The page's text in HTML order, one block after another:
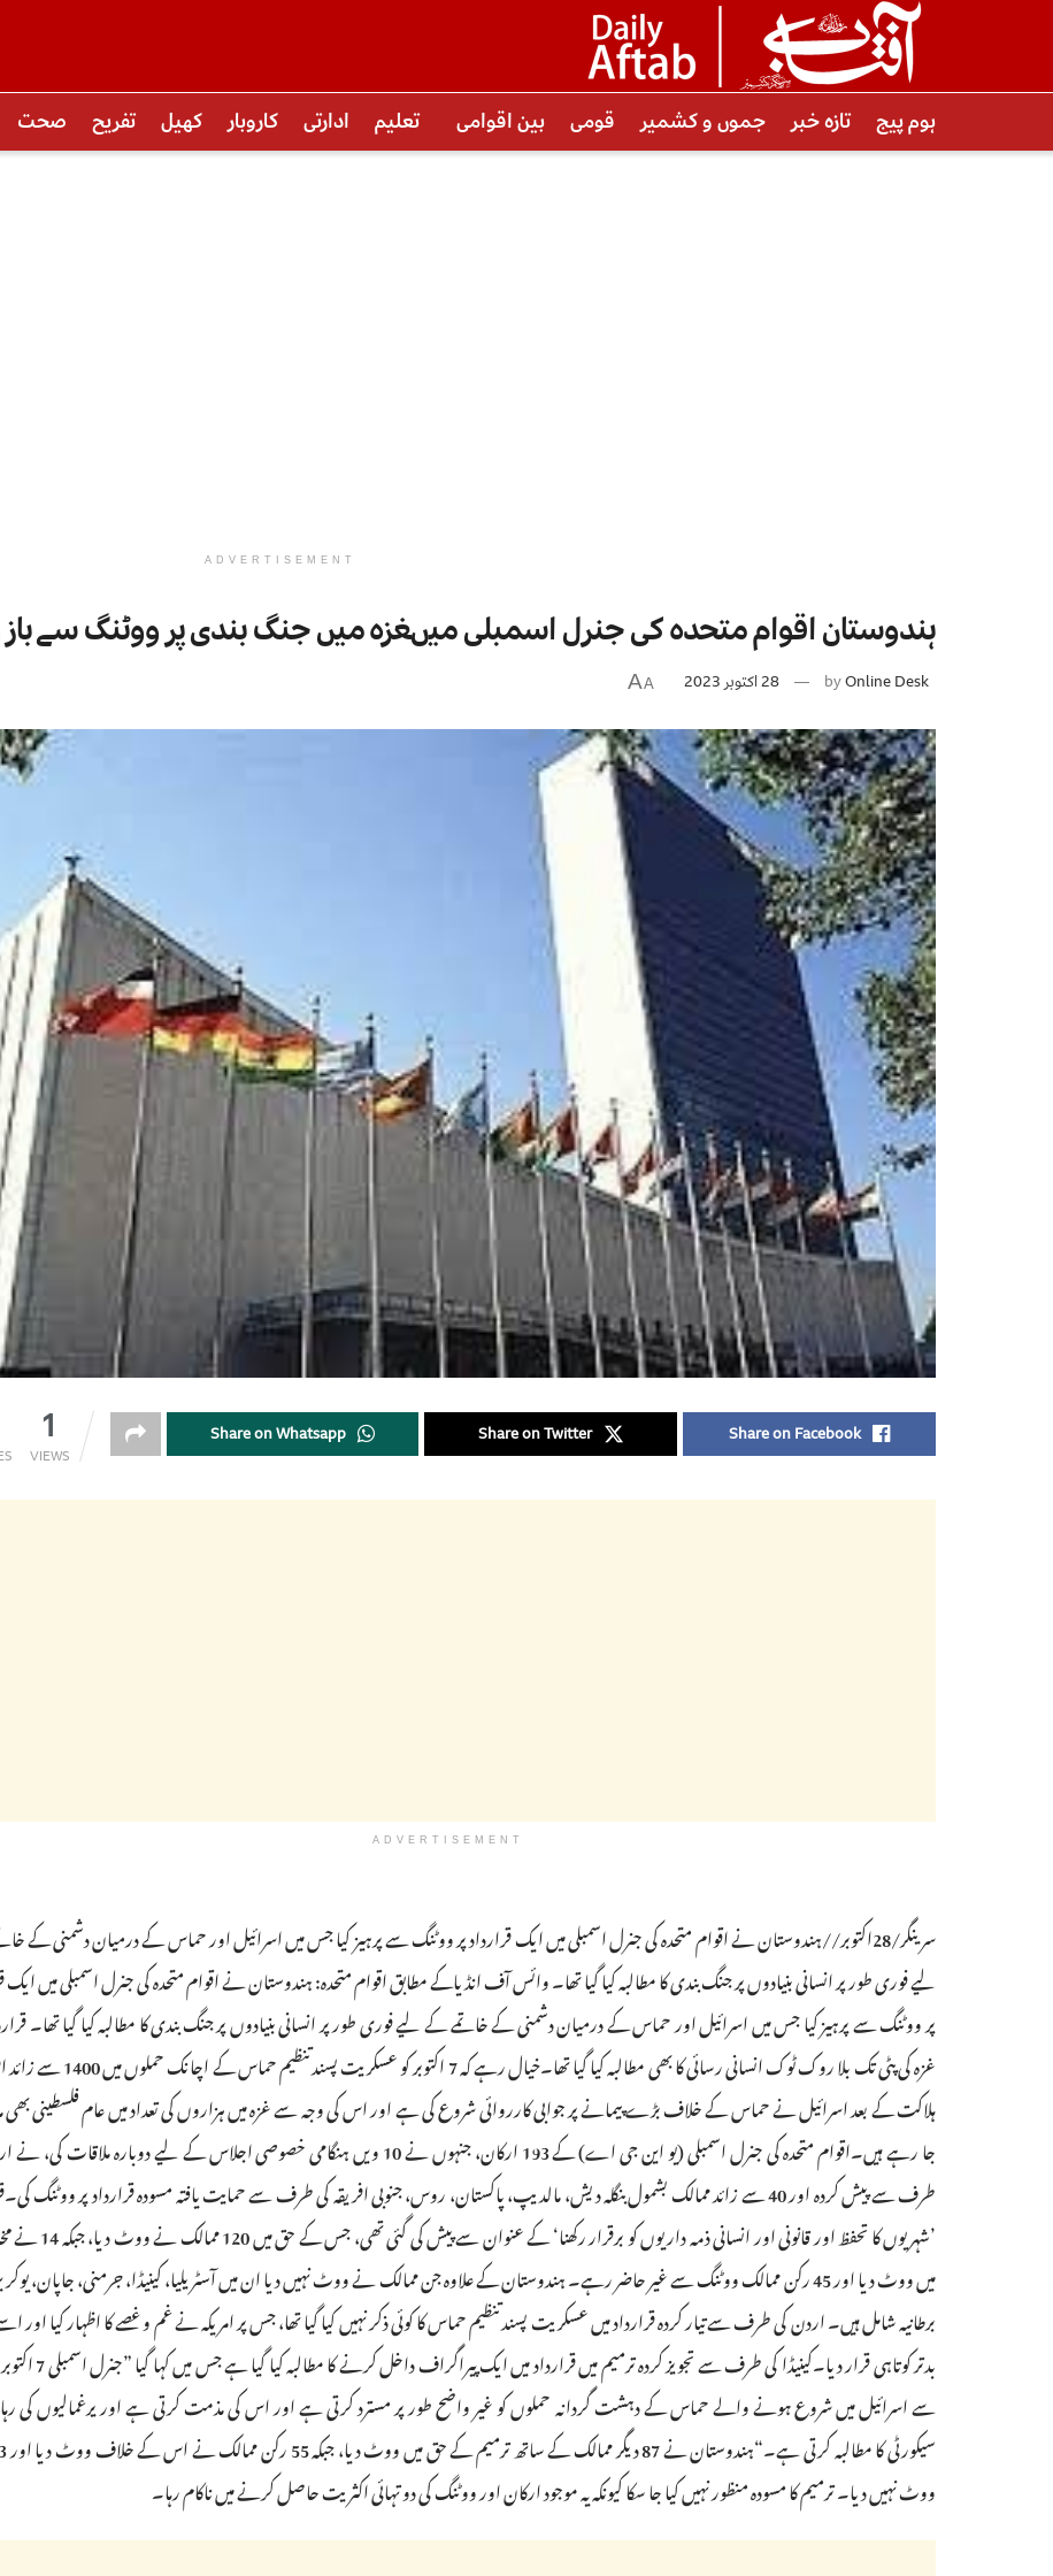
ہوم پیج تازہ خبر جموں و کشمیر قومی بین اقوامی تعلیم ادارتی کاروبار کھیل تفریح صحت
ADVERTISEMENT
ہندوستان اقوام متحدہ کی جنرل اسمبلی میںغزہ میں جنگ بندی پر ووٹنگ سے باز
byOnline Desk 28 اکتوبر 2023 A
A
1
VIEWS
Share on Facebook
Share on Twitter
Share on Whatsapp
ADVERTISEMENT
سرینگر/28اکتوبر//ہندوستان نے اقوام متحدہ کی جنرل اسمبلی میں ایک قرارداد پر ووٹنگ سے پرہیز کیا جس میں اسرائیل اور حماس کے درمیان دشمنی کے
لیے فوری طور پر انسانی بنیادوں پر جنگ بندی کا مطالبہ کیا گیا تھا۔ وائس آف انڈیاکے مطابق اقوام متحدہ: ہندوستان نے اقوام متحدہ کی جنرل اسمبلی میں ایک
پر ووٹنگ سے پرہیز کیا جس میں اسرائیل اور حماس کے درمیان دشمنی کے خاتمے کے لیے فوری طور پر انسانی بنیادوں پر جنگ بندی کا مطالبہ کیا گیا تھا۔
غزہ کی پٹی تک بلا روک ٹوک انسانی رسائی کا بھی مطالبہ کیا گیا تھا۔خیال رہے کہ 7
ہلاکت کے بعد اسرائیل نے حماس کے خلاف بڑے پیمانے پر جوابی کارروائی شروع کی ہے اور اس کی وجہ سے غزہ میں ہزاروں کی تعداد میں عام فلسطینی
جا رہے ہیں۔اقوام متحدہ کی جنرل اسمبلی (یو این جی اے) کے 193 ارکان، جنہوں نے 10 ویں ہنگامی خصوصی اجلاس کے لیے دوبارہ
طرف سے پیش کردہ اور 40 سے زائد ممالک بشمول بنگلہ دیش، مالدیپ، پاکستان، روس، جنوبی افریقہ کی طرف سے حمایت یافتہ مسودہ قرارداد پر ووٹنگ
’شہریوں کا تحفظ اور قانونی اور انسانی ذمہ داریوں کو
میں ووٹ دیا اور 45 رکن ممالک ووٹنگ سے غیر حاضر رہے۔ ہندوستان کے علاوہ جن ممالک نے ووٹ نہیں دیا ان میں آسٹریلیا، کینیڈا، جرمنی، جاپان،
برطانیہ شامل ہیں۔ اردن کی طرف سے تیار کردہ قرارداد میں عسکریت پسند تنظیم حماس کا کوئی ذکر نہیں کیا گیا تھا، جس پر امریکہ نے غم و غصے کا اظہار کیا اور
سے اسرائیل میں شروع ہونے والے حماس کے دہشت گردانہ حملوں کو غیر واضح طور پر مسترد کرتی ہے اور اس کی مذمت کرتی ہے اور یرغمالیوں کی
ووٹ نہیں دیا۔ ترمیم کا مسودہ منظور نہیں کیا جا سکا کیونکہ یہ موجود ارکان اور ووٹنگ کی دو تہائی اکثریت حاصل کرنے میں ناکام رہا۔